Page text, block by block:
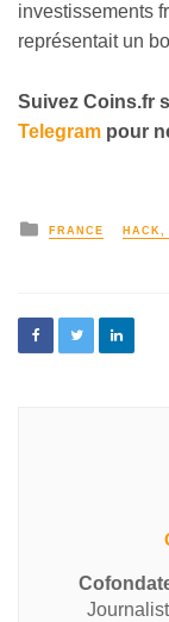
investissements
représentait un
Suivez Coins.fr
Telegram pour
FRANCE HACK,